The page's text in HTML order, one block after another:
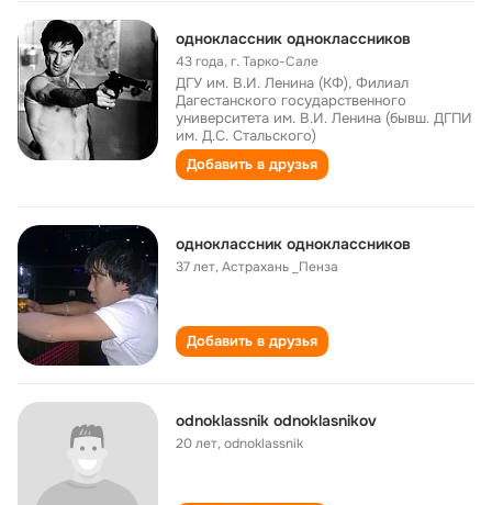
одноклассник одноклассников
43 года,г. Тарко-Сале
ДГУ им. В.И. Ленина (КФ), Филиал
Дагестанского государственного
университета им. В.И. Ленина (бывш. ДГПИ
им. Д.С. Стальского)
Добавить в друзья
одноклассник одноклассников
37 лет,Астрахань _Пенза
Добавить в друзья
odnoklassnik odnoklasnikov
20 лет,odnoklassnik